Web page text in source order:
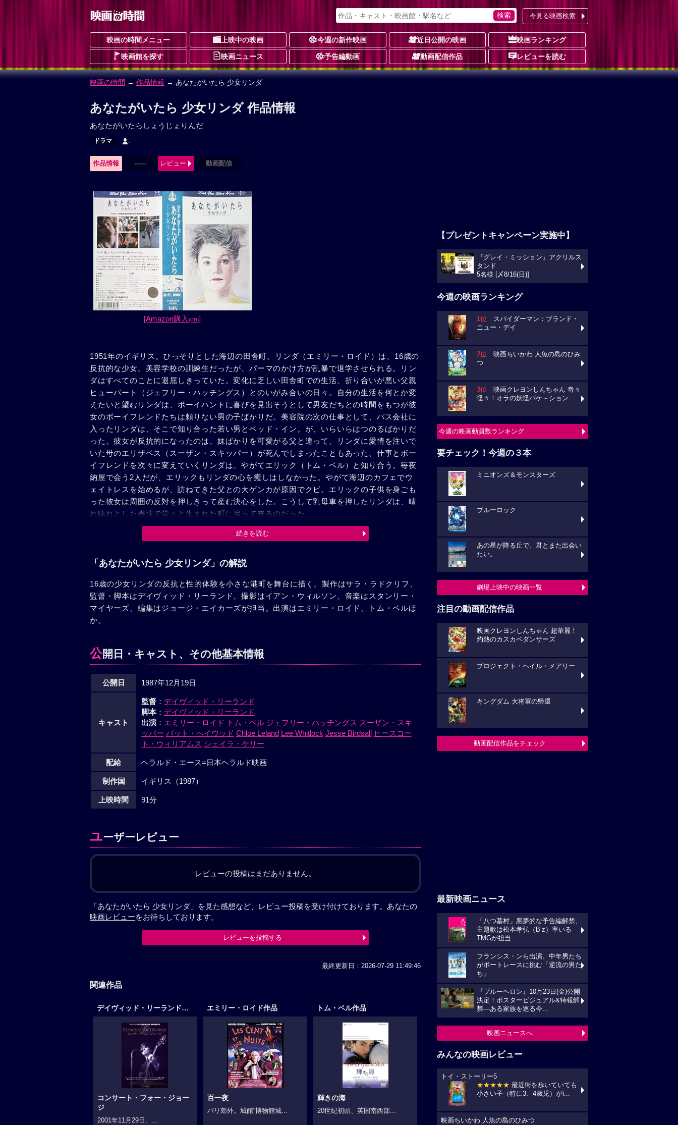
今見る映画検索
映画の時間メニュー 上映中の映画 今週の新作映画 近日公開の映画 映画ランキング
映画館を探す 映画ニュース 予告編動画 動画配信作品 レビューを読む
映画の時間 → 作品情報 → あなたがいたら 少女リンダ
あなたがいたら 少女リンダ 作品情報
あなたがいたらしょうじょりんだ
ドラマ -
作品情報 ------ レビュー 動画配信
[Amazon購入(PR)]
1951年のイギリス。ひっそりとした海辺の田舎町。リンダ（エミリー・ロイド）は、16歳の
反抗的な少女。美容学校の訓練生だったが、パーマのかけ方が乱暴で退学させられる。リン
ダはすべてのことに退屈しきっていた。変化に乏しい田舎町での生活、折り合いが悪い父親
ヒューバート（ジェフリー・ハッチングス）とのいがみ合いの日々。自分の生活を何とか変
えたいと望むリンダは、ボーイハントに喜びを見出そうとして男友だちとの時間をもつが彼
女のボーイフレンドたちは頼りない男の子ばかりだ。美容院の次の仕事として、バス会社に
入ったリンダは、そこで知り合った若い男とベッド・イン。が、いらいらはつのるばかりだ
った。彼女が反抗的になったのは、妹ばかりを可愛がる父と違って、リンダに愛情を注いで
いた母のエリザベス（スーザン・スキッパー）が死んでしまったこともあった。仕事とボー
イフレンドを次々に変えていくリンダは、やがてエリック（トム・ベル）と知り合う。毎夜
納屋で会う2人だが、エリックもリンダの心を癒しはしなかった。やがて海辺のカフェでウ
ェイトレスを始めるが、訪ねてきた父との大ゲンカが原因でクビ。エリックの子供を身ごも
った彼女は周囲の反対を押しきって産む決心をした。こうして乳母車を押したリンダは、晴
れ晴れとした表情で堂々と生まれた町に戻って来るのだった。。
続きを読む
「あなたがいたら 少女リンダ」の解説
16歳の少女リンダの反抗と性的体験を小さな港町を舞台に描く。製作はサラ・ラドクリフ、
監督・脚本はデイヴィッド・リーランド、撮影はイアン・ウィルソン、音楽はスタンリー・
マイヤーズ、編集はジョージ・エイカーズが担当。出演はエミリー・ロイド、トム・ベルほ
か。
公開日・キャスト、その他基本情報
公開日 1987年12月19日
キャスト
監督： デイヴィッド・リーランド
脚本： デイヴィッド・リーランド
出演： エミリー・ロイド トム・ベル ジェフリー・ハッチングス スーザン・スキ
ッパー パット・ヘイウッド Chloe Leland Lee Whitlock Jesse Birdsall ヒースコー
ト・ウィリアムス シェイラ・ケリー
配給 ヘラルド・エース=日本ヘラルド映画
制作国 イギリス（1987）
上映時間 91分
ユーザーレビュー
レビューの投稿はまだありません。
「あなたがいたら 少女リンダ」を見た感想など、レビュー投稿を受け付けております。あなたの
映画レビューをお待ちしております。
レビューを投稿する
最終更新日：2026-07-29 11:49:46
関連作品
デイヴィッド・リーランド作品
コンサート・フォー・ジョー
ジ
2001年11月29日、...
エミリー・ロイド作品
百一夜
パリ郊外。城館“博物館城...
トム・ベル作品
輝きの海
20世紀初頭、英国南西部...
【プレゼントキャンペーン実施中】
『グレイ・ミッション』アクリルス
タンド
5名様 [〆8/16(日)]
今週の映画ランキング
1位 スパイダーマン：ブランド・
ニュー・デイ
2位 映画ちいかわ 人魚の島のひみ
つ
3位 映画クレヨンしんちゃん 奇々
怪々！オラの妖怪バケ～ション
今週の映画動員数ランキング
要チェック！今週の３本
ミニオンズ＆モンスターズ
ブルーロック
あの星が降る丘で、君とまた出会い
たい。
劇場上映中の映画一覧
注目の動画配信作品
映画クレヨンしんちゃん 超華麗！
灼熱のカスカベダンサーズ
プロジェクト・ヘイル・メアリー
キングダム 大将軍の帰還
動画配信作品をチェック
最新映画ニュース
「八つ墓村」悪夢的な予告編解禁、
主題歌は松本孝弘（B’z）率いる
TMGが担当
フランシス・ンら出演。中年男たち
がボートレースに挑む「逆流の男た
ち」
『ブルーヘロン』10月23日(金)公開
決定！ポスタービジュアル&特報解
禁―ある家族を巡る今...
映画ニュースへ
みんなの映画レビュー
トイ・ストーリー5
★★★★★ 最近街を歩いていても
小さい子（特に3、4歳児）がi...
映画ちいかわ 人魚の島のひみつ